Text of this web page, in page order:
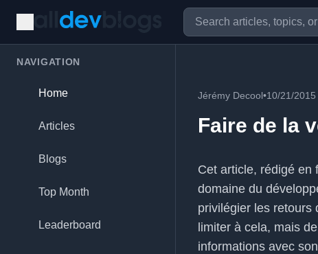
NAVIGATION
Home
Articles
Blogs
Top Month
Leaderboard
Jérémy Decool•10/21/2015
Faire de la
Cet article, rédigé en
domaine du
privilégier les retours
limiter à cela, mais
informations avec